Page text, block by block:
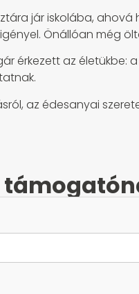
jár iskolába, ahová
Önállóan még
érkezett az életükbe:
az édesanyai